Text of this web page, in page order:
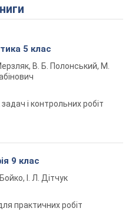
5 клас
В. Б. Полонський, М.
задач і контрольних робіт
9 клас
І. Л. Дітчук
практичних робіт